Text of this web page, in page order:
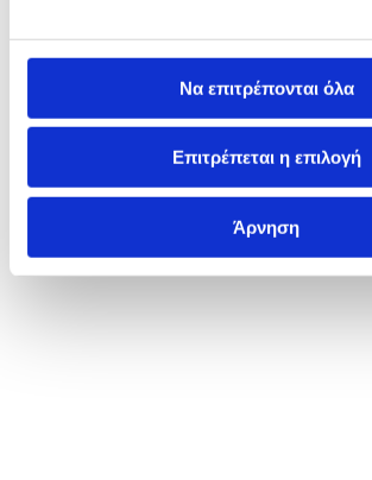
Να επιτρέπονται όλα
Επιτρέπεται η επιλογή
Άρνηση